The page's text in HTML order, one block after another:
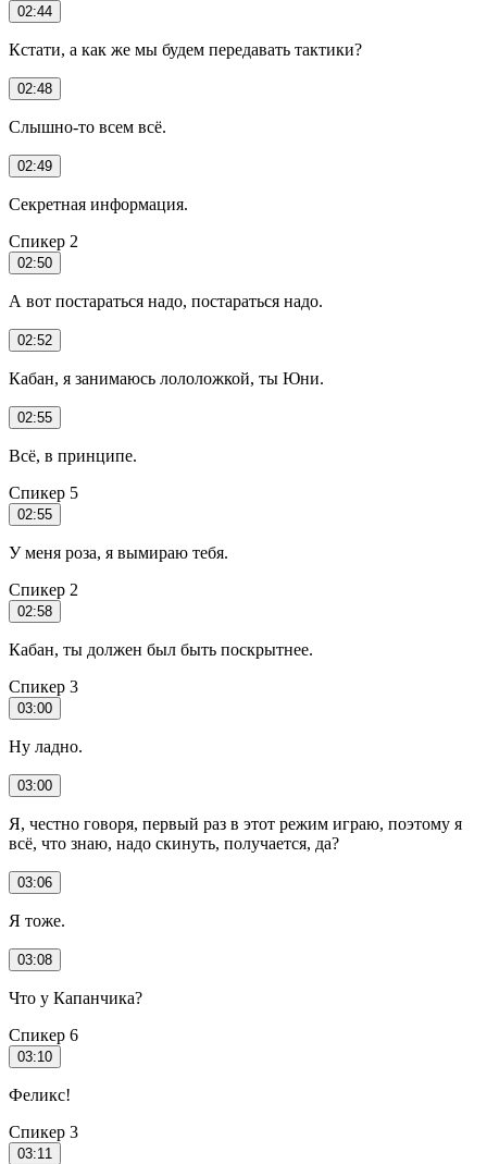
02:44
Кстати, а как же мы будем передавать тактики?
02:48
Слышно-то всем всё.
02:49
Секретная информация.
Спикер 2
02:50
А вот постараться надо, постараться надо.
02:52
Кабан, я занимаюсь лололожкой, ты Юни.
02:55
Всё, в принципе.
Спикер 5
02:55
У меня роза, я вымираю тебя.
Спикер 2
02:58
Кабан, ты должен был быть поскрытнее.
Спикер 3
03:00
Ну ладно.
03:00
Я, честно говоря, первый раз в этот режим играю, поэтому я
всё, что знаю, надо скинуть, получается, да?
03:06
Я тоже.
03:08
Что у Капанчика?
Спикер 6
03:10
Феликс!
Спикер 3
03:11